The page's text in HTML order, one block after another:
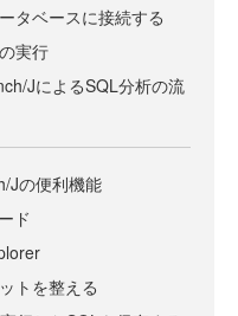
タベースに接続する
実行
JによるSQL分析の流
Jの便利機能
ド
トを整える